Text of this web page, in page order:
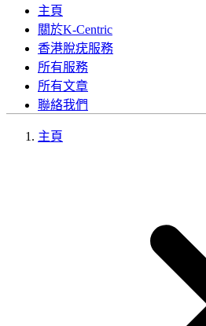
主頁
關於K-Centric
香港脫疣服務
所有服務
所有文章
聯絡我們
主頁